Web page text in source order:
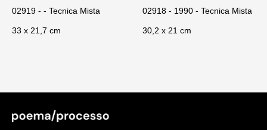
02919 - - Tecnica Mista
33 x 21,7 cm
02918 - 1990 - Tecnica Mista
30,2 x 21 cm